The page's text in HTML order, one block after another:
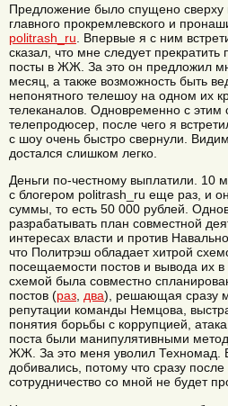
Предложение было спущено сверху
главного прокремлевского и
politrash_ru . Впервые я с ним
сказал, что мне следует
посты в ЖЖ. За это он предложил
месяц, а также возможность быть
непонятного телешоу на одном их
телеканалов. Одновременно с этим
телепродюсер, после чего я
с шоу очень быстро свернули.
достался слишком легко.
Деньги по-честному выплатили. 10
с блогером politrash_ru еще раз, и
суммы, то есть 50 000 рублей.
разрабатывать план совместной
интересах власти и против
что Политрэш обладает хитрой
посещаемости постов и вывода
схемой была совместно
постов (раз, два), решающая сразу
репутации команды Немцова,
понятия борьбы с коррупцией,
поста были манипулятивными
ЖЖ. За это меня уволил Техномад.
добивались, потому что сразу
сотрудничество со мной не будет